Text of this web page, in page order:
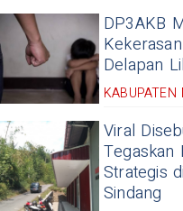
DP3AKB
Delapan
Viral
Tegaskan
Strategis
Sindang